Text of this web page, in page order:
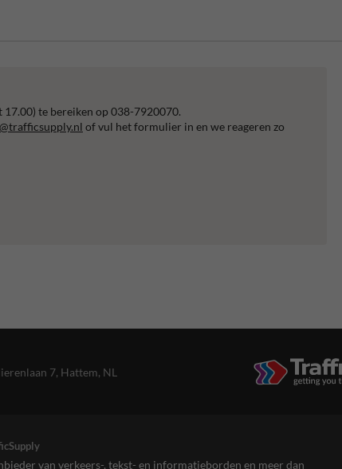
te bereiken op 038-7920070.
of vul het formulier in en we reageren zo
7, Hattem, NL
van verkeers-, tekst- en informatieborden en meer dan